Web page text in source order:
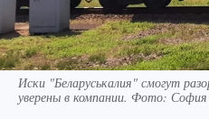
Иски "Беларуськалия" смогут
уверены в компании. Фото: